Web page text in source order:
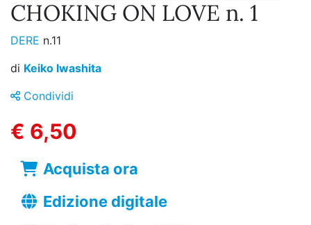
CHOKING ON LOVE n. 1
DERE n.11
di Keiko Iwashita
Condividi
€ 6,50
Acquista ora
Edizione digitale